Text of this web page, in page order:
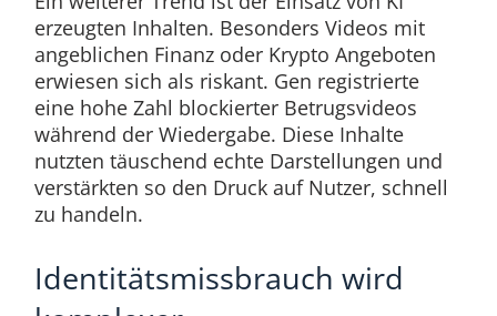
erzeugten Inhalten. Besonders Videos mit
angeblichen Finanz oder Krypto Angeboten
erwiesen sich als riskant. Gen registrierte
eine hohe Zahl blockierter Betrugsvideos
während der Wiedergabe. Diese Inhalte
nutzten täuschend echte Darstellungen und
verstärkten so den Druck auf Nutzer, schnell
zu handeln.
Identitätsmissbrauch wird